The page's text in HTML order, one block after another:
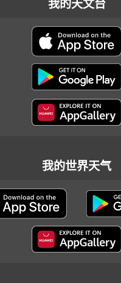
我的天文台
我的世界天气